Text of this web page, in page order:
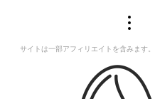
サイトは一部アフィリエイトを含みます。